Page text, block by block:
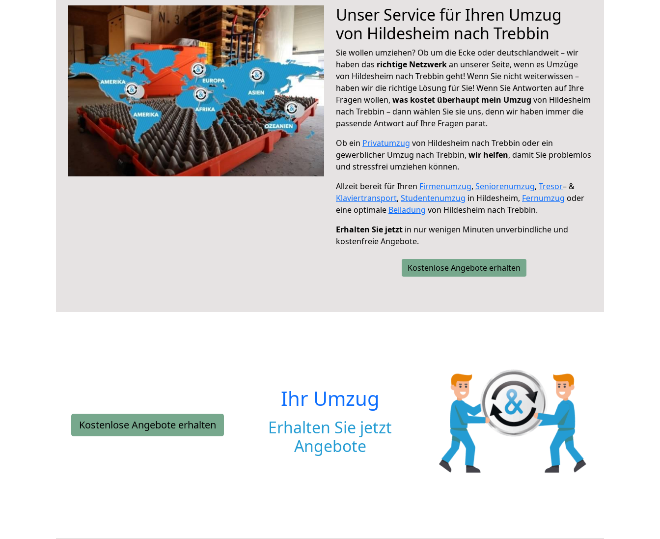
Unser Service für Ihren Umzug
von Hildesheim nach Trebbin
Sie wollen umziehen? Ob um die Ecke oder deutschlandweit – wir
haben das richtige Netzwerkan unserer Seite, wenn es Umzüge
von Hildesheim nach Trebbin geht! Wenn Sie nicht weiterwissen –
haben wir die richtige Lösung für Sie! Wenn Sie Antworten auf Ihre
Fragen wollen, was kostet überhaupt mein Umzug von Hildesheim
nach Trebbin – dann wählen Sie sie uns, denn wir haben immer die
passende Antwort auf Ihre Fragen parat.
Ob ein Privatumzug von Hildesheim nach Trebbin oder ein
gewerblicher Umzug nach Trebbin, wir helfen, damit Sie problemlos
und stressfrei umziehen können.
Allzeit bereit für Ihren Firmenumzug, Seniorenumzug, Tresor– &
Klaviertransport, Studentenumzug in Hildesheim, Fernumzug oder
eine optimale Beiladung von Hildesheim nach Trebbin.
Erhalten Sie jetzt in nur wenigen Minuten unverbindliche und
kostenfreie Angebote.
Kostenlose Angebote erhalten
Kostenlose Angebote erhalten
Ihr Umzug
Erhalten Sie jetzt
Angebote